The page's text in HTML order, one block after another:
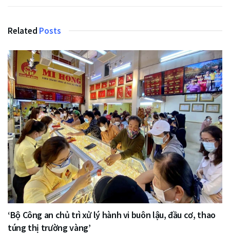
Related Posts
‘Bộ Công an chủ trì xử lý hành vi buôn lậu, đầu cơ, thao
túng thị trường vàng’